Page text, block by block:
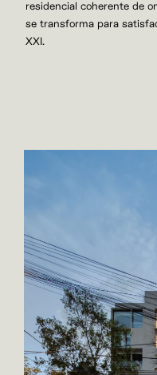
residencial coherente de
se transforma para
XXI.